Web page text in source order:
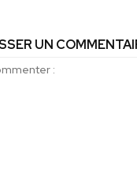
UN